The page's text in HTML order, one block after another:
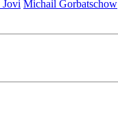
Jovi Michail Gorbatschow